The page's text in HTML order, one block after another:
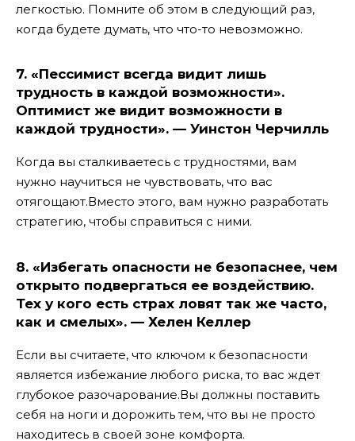
легкостью. Помните об этом в следующий раз,
когда будете думать, что что-то невозможно.
7. «Пессимист всегда видит лишь
трудность в каждой возможности».
Оптимист же видит возможности в
каждой трудности». — Уинстон Черчилль
Когда вы сталкиваетесь с трудностями, вам
нужно научиться не чувствовать, что вас
отягощают.Вместо этого, вам нужно разработать
стратегию, чтобы справиться с ними.
8. «Избегать опасности не безопаснее, чем
открыто подвергаться ее воздействию.
Тех у кого есть страх ловят так же часто,
как и смелых». — Хелен Келлер
Если вы считаете, что ключом к безопасности
является избежание любого риска, то вас ждет
глубокое разочарование.Вы должны поставить
себя на ноги и дорожить тем, что вы не просто
находитесь в своей зоне комфорта.